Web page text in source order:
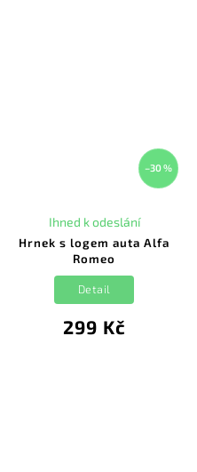
–30 %
Hrnek s logem auta Alfa
Romeo
Ihned k odeslání
299 Kč
Detail